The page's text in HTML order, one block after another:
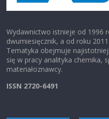
Wydawnictwo istnieje od 1996
dwumiesięcznik, a od roku
Tematyka obejmuje
się w pracy analityka chemika,
materiałoznawcy.
ISSN 2720-6491